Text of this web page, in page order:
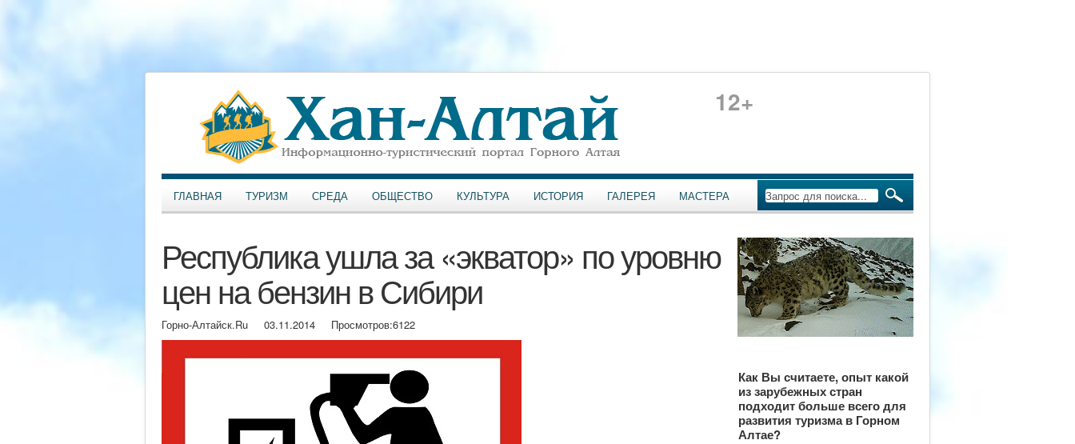
12+
ГЛАВНАЯ ТУРИЗМ СРЕДА ОБЩЕСТВО КУЛЬТУРА ИСТОРИЯ ГАЛЕРЕЯ МАСТЕРА
Республика ушла за «экватор» по уровню
цен на бензин в Сибири
Горно-Алтайск.Ru 03.11.2014 Просмотров:6122
Как Вы считаете, опыт какой
из зарубежных стран
подходит больше всего для
развития туризма в Горном
Алтае?